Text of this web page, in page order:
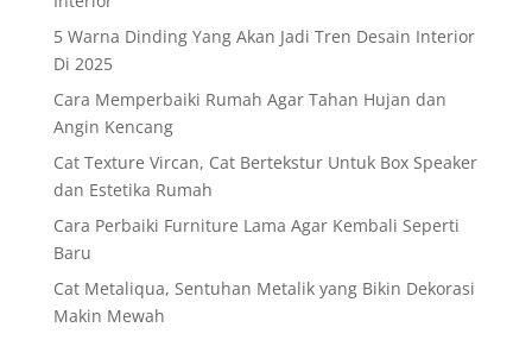
5 Warna Dinding Yang Akan Jadi Tren Desain Interior
Di 2025
Cara Memperbaiki Rumah Agar Tahan Hujan dan
Angin Kencang
Cat Texture Vircan, Cat Bertekstur Untuk Box Speaker
dan Estetika Rumah
Cara Perbaiki Furniture Lama Agar Kembali Seperti
Baru
Cat Metaliqua, Sentuhan Metalik yang Bikin Dekorasi
Makin Mewah